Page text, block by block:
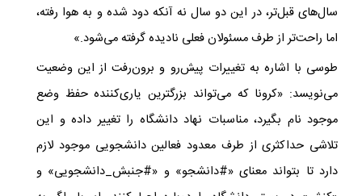
سال‌های قبل‌تر، در این دو سال نه آنکه دود شده و به هوا رفته،
اما راحت‌تر از طرف مسئولان فعلی نادیده گرفته می‌شود.»
طوسی با اشاره به تغییرات پیش‌رو و برون‌رفت از این وضعیت
می‌نویسد: «کرونا که می‌تواند بزرگترین یاری‌کننده حفظ وضع
موجود نام بگیرد، مناسبات نهاد دانشگاه را تغییر داده و این
تلاشی حداکثری از طرف معدود فعالین دانشجویی موجود لازم
دارد تا بتواند معنای «#دانشجو» و «#جنبش_دانشجویی» و